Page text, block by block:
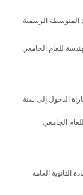
المتوسطة الرسمية
للعام الجامعي
الدخول إلى سنة
الجامعي
العامة